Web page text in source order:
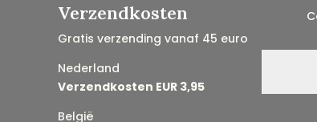
Verzendkosten
Gratis verzending vanaf 45 euro
Nederland
Verzendkosten EUR 3,95
België